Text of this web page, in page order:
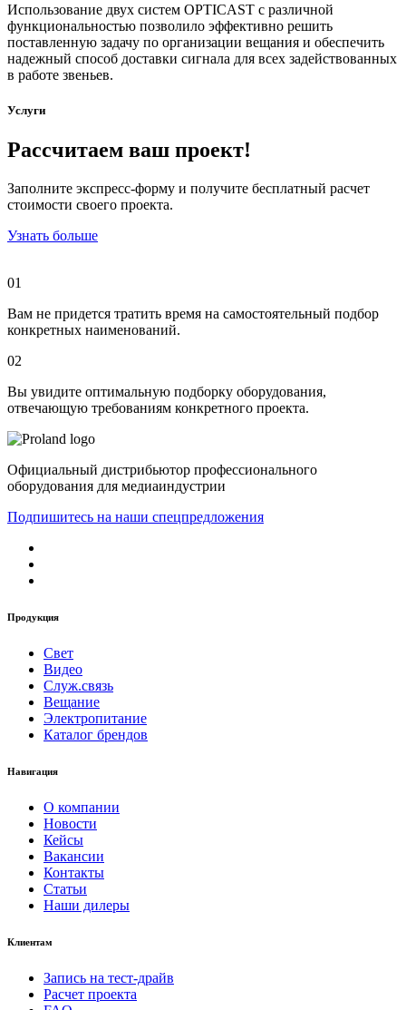
Использование двух систем OPTICAST c различной
функциональностью позволило эффективно решить
поставленную задачу по организации вещания и обеспечить
надежный способ доставки сигнала для всех задействованных
в работе звеньев.
Услуги
Рассчитаем ваш проект!
Заполните экспресс-форму и получите бесплатный расчет
стоимости своего проекта.
Узнать больше
01
Вам не придется тратить время на самостоятельный подбор
конкретных наименований.
02
Вы увидите оптимальную подборку оборудования,
отвечающую требованиям конкретного проекта.
Официальный дистрибьютор профессионального
оборудования для медиаиндустрии
Подпишитесь на наши спецпредложения
Продукция
Свет
Видео
Служ.связь
Вещание
Электропитание
Каталог брендов
Навигация
О компании
Новости
Кейсы
Вакансии
Контакты
Статьи
Наши дилеры
Клиентам
Запись на тест-драйв
Расчет проекта